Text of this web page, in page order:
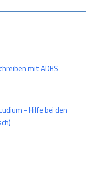
mit ADHS
- Hilfe bei den